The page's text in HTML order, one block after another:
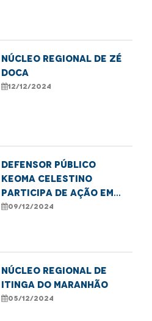
NÚCLEO REGIONAL DE ZÉ
DOCA
12/12/2024
Defensor público
Keoma Celestino
participa de ação em
alusão ao Dia
Deficiência, em Caxias
09/12/2024
NÚCLEO REGIONAL DE
ITINGA DO MARANHÃO
05/12/2024